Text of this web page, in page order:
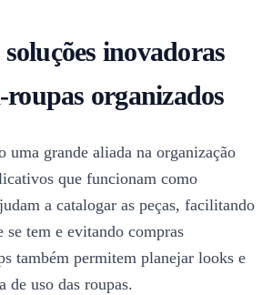
inovadoras
organizados
uma grande aliada na organização
que funcionam como
a catalogar as peças, facilitando
se tem e evitando compras
também permitem planejar looks e
de uso das roupas.